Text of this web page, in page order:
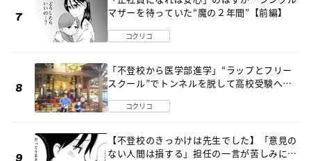
マザーを待っていた“魔の２年間”【前編】
コクリコ
「不登校から医学部進学」“ラップとフリー
スクール”でトンネルを脱して高校受験へ
コクリコ
【不登校のきっかけは先生でした】「意見の
ない人間は損する」担任の一言が苦しみに…